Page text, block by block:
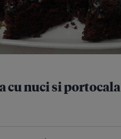
cu nuci si portocala